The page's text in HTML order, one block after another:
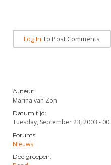
Vacatures
Medewerkers
Samenwerking
Formulieren
Rolstoelschermen
KNAS Keurmerk
JPT
JEC
Veteranenwedstrijden
Internationale Titeltoernooien
Internationale opleidingen
Voor scheidsrechters
Nieuws
Scheidsrechterslijst
Scheidsrechter Documentatie
Log In To Post Comments
Auteur:
Marina van Zon
Datum tijd:
Tuesday, September 23, 2003 -
Forums:
Nieuws
Doelgroepen: